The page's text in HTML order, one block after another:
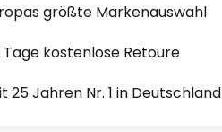
größte Markenauswahl
Tage kostenlose Retoure
25 Jahren Nr. 1 in Deutschland